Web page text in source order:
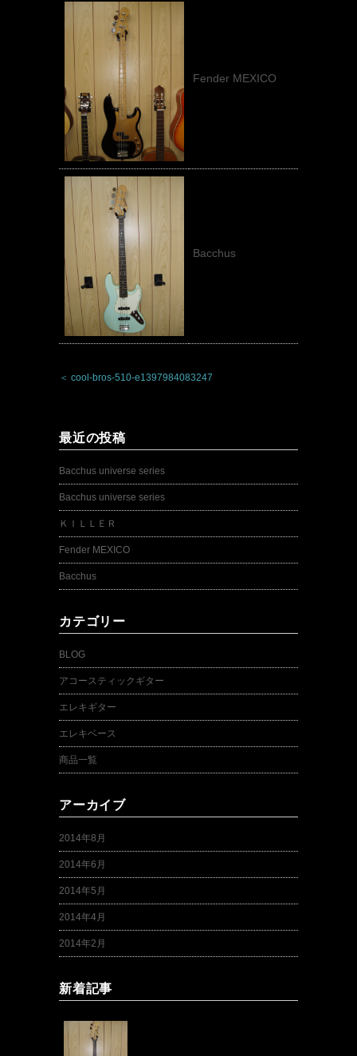
Fender MEXICO
Bacchus
＜ cool-bros-510-e1397984083247
最近の投稿
Bacchus universe series
Bacchus universe series
ＫＩＬＬＥＲ
Fender MEXICO
Bacchus
カテゴリー
BLOG
アコースティックギター
エレキギター
エレキベース
商品一覧
アーカイブ
2014年8月
2014年6月
2014年5月
2014年4月
2014年2月
新着記事